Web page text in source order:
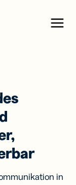
Menu
in